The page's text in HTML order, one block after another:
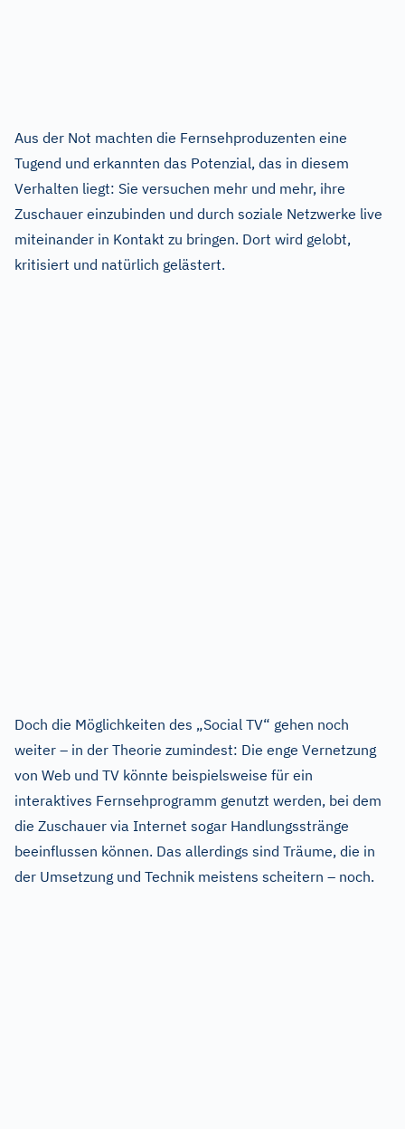
Aus der Not machten die Fernsehproduzenten eine
Tugend und erkannten das Potenzial, das in diesem
Verhalten liegt: Sie versuchen mehr und mehr, ihre
Zuschauer einzubinden und durch soziale Netzwerke live
miteinander in Kontakt zu bringen. Dort wird gelobt,
kritisiert und natürlich gelästert.
Doch die Möglichkeiten des „Social TV“ gehen noch
weiter – in der Theorie zumindest: Die enge Vernetzung
von Web und TV könnte beispielsweise für ein
interaktives Fernsehprogramm genutzt werden, bei dem
die Zuschauer via Internet sogar Handlungsstränge
beeinflussen können. Das allerdings sind Träume, die in
der Umsetzung und Technik meistens scheitern – noch.